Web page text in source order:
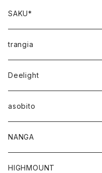
SAKU*
trangia
Deelight
asobito
NANGA
HIGHMOUNT